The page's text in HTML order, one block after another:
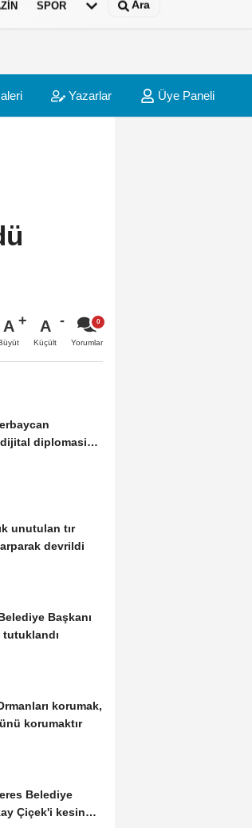
SPOR Ara
Yazarlar Üye Paneli
A A
Küçült Yorumlar
diplomasi
unutulan tır
devrildi
Başkanı
korumak,
korumaktır
Belediye
Çiçek'i kesin